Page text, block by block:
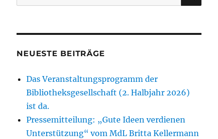
nach:
NEUESTE BEITRÄGE
Das Veranstaltungsprogramm der
Bibliotheksgesellschaft (2. Halbjahr 2026)
ist da.
Pressemitteilung: „Gute Ideen verdienen
Unterstützung“ vom MdL Britta Kellermann